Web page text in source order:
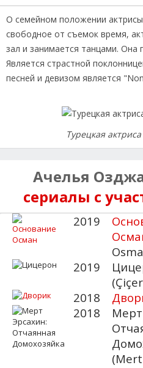
О семейном положении
свободное от съемок время,
зал и занимается танцами. Она
Является страстной
песней и девизом является
Турецкая
Ачелья
сериалы с
2019
2019
2018
2018